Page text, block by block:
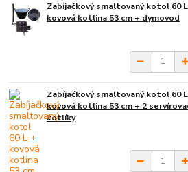
Zabíjačkový smaltovaný kotol 60
kovová kotlina 53 cm + dymovod
Zabíjačkový smaltovaný kotol 60
kovová kotlina 53 cm + 2
kotlíky